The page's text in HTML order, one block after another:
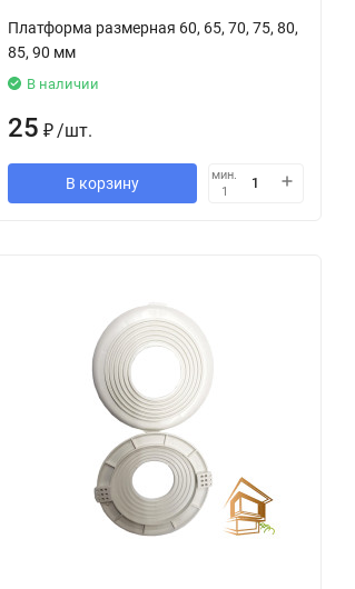
Платформа размерная 60, 65, 70, 75, 80,
85, 90 мм
В наличии
25 ₽/шт.
В корзину
мин.
1